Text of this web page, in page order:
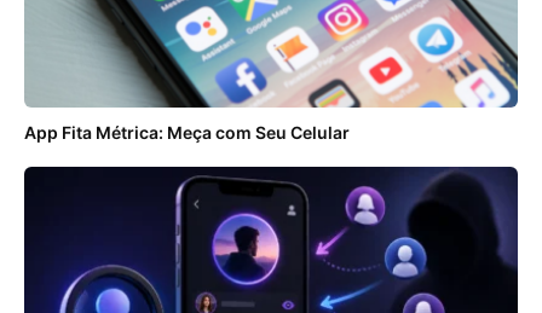
App Fita Métrica: Meça com Seu Celular